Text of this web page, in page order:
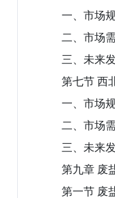
一、市场
二、市场
三、未来
第七节 西
一、市场
二、市场
三、未来
第九章 废
第一节 废